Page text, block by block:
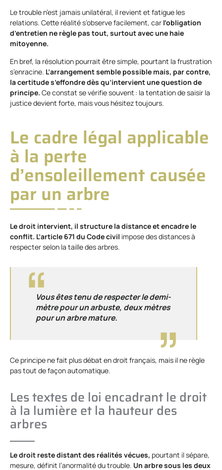
Le trouble n’est jamais unilatéral, il revient et fatigue les
relations. Cette réalité s’observe facilement, car l’obligation
d’entretien ne règle pas tout, surtout avec une haie
mitoyenne.
En bref, la résolution pourrait être simple, pourtant la frustration
s’enracine. L’arrangement semble possible mais, par contre,
la certitude s’effondre dès qu’intervient une question de
principe. Ce constat se vérifie souvent : la tentation de saisir la
justice devient forte, mais vous hésitez toujours.
Le cadre légal applicable
à la perte
d’ensoleillement causée
par un arbre
Le droit intervient, il structure la distance et encadre le
conflit. L’article 671 du Code civil impose des distances à
respecter selon la taille des arbres.
Vous êtes tenu de respecter le demi-
mètre pour un arbuste, deux mètres
pour un arbre mature.
Ce principe ne fait plus débat en droit français, mais il ne règle
pas tout de façon automatique.
Les textes de loi encadrant le droit
à la lumière et la hauteur des
arbres
Le droit reste distant des réalités vécues, pourtant il sépare,
mesure, définit l’anormalité du trouble. Un arbre sous les deux